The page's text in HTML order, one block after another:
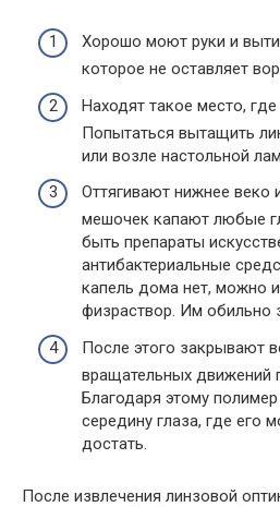
Хорошо моют руки и
которое не оставляет
Находят такое место,
Попытаться вытащить
или возле настольной
Оттягивают нижнее веко
мешочек капают любые
быть препараты
антибактериальные
капель дома нет, можно
физраствор. Им обильно
После этого закрывают
вращательных движений
Благодаря этому
середину глаза, где его
достать.
После извлечения линзовой